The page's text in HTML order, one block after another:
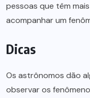
pessoas que têm
acompanhar um
Dicas
Os astrônomos dão
observar os